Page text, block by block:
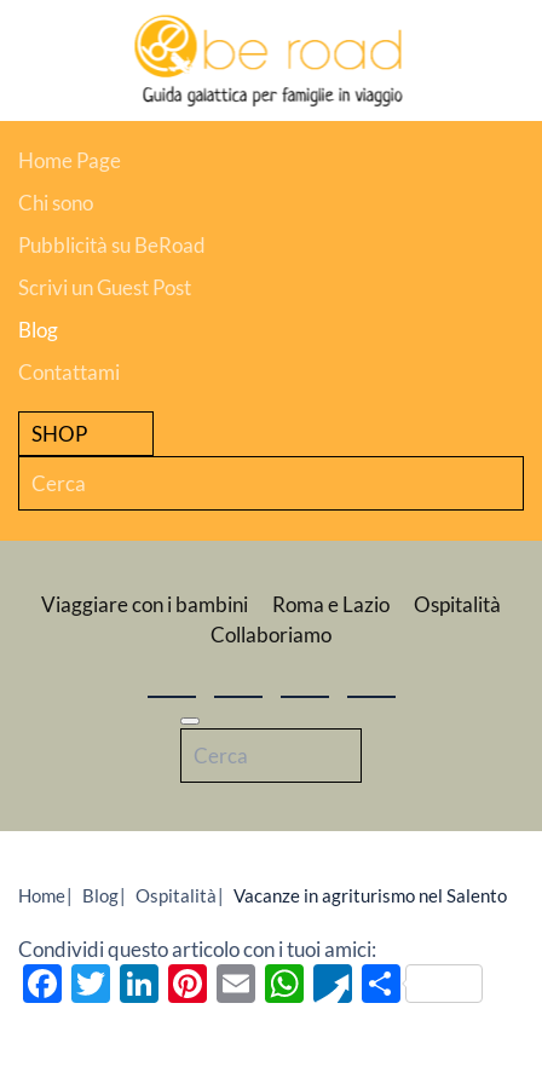
Skip to main content
Home Page
Chi sono
Pubblicità su BeRoad
Scrivi un Guest Post
Blog
Contattami
SHOP
Viaggiare con i bambini Roma e Lazio
Ospitalità
Collaboriamo
Home Blog Ospitalità Vacanze in agriturismo nel Salento
Condividi questo articolo con i tuoi amici:
Facebook
Twitter
LinkedIn
Pinterest
EmailWhatsApp
Pusha